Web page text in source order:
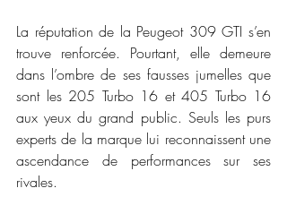
La réputation de la Peugeot 309 GTI s’en
trouve renforcée. Pourtant, elle demeure
dans l’ombre de ses fausses jumelles que
sont les 205 Turbo 16 et 405 Turbo 16
aux yeux du grand public. Seuls les purs
experts de la marque lui reconnaissent une
ascendance de performances sur ses
rivales.